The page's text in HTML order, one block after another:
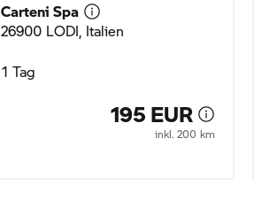
Carteni Spa
26900 LODI, Italien
1 Tag
195 EUR
inkl. 200 km